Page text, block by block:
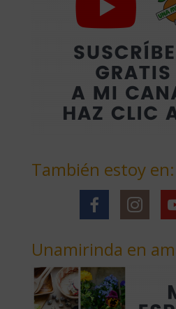
También estoy en:
Unamirinda en